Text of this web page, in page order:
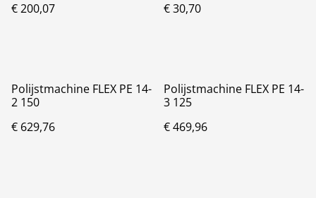
€ 200,07
€ 30,70
Polijstmachine FLEX PE 14-
2 150
€ 629,76
Polijstmachine FLEX PE 14-
3 125
€ 469,96